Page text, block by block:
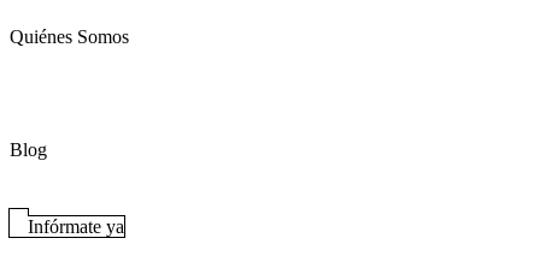
Quiénes Somos
Blog
Infórmate ya